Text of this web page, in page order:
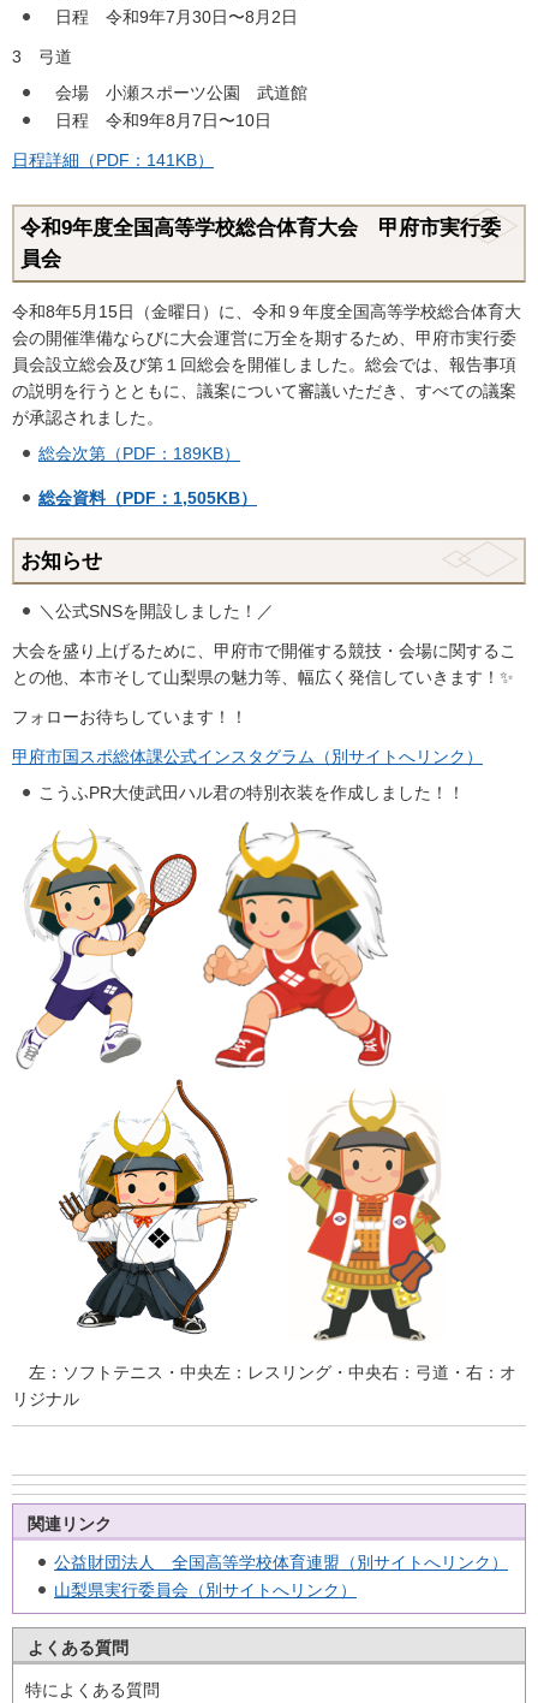
日程 令和9年7月30日〜8月2日
3 弓道
会場 小瀬スポーツ公園 武道館
日程 令和9年8月7日〜10日
日程詳細（PDF：141KB）
令和9年度全国高等学校総合体育大会 甲府市実行委
員会
令和8年5月15日（金曜日）に、令和９年度全国高等学校総合体育大
会の開催準備ならびに大会運営に万全を期するため、甲府市実行委
員会設立総会及び第１回総会を開催しました。総会では、報告事項
の説明を行うとともに、議案について審議いただき、すべての議案
が承認されました。
総会次第（PDF：189KB）
総会資料（PDF：1,505KB）
お知らせ
＼公式SNSを開設しました！／
大会を盛り上げるために、甲府市で開催する競技・会場に関するこ
との他、本市そして山梨県の魅力等、幅広く発信していきます！✨
フォローお待ちしています！！
甲府市国スポ総体課公式インスタグラム（別サイトへリンク）
こうふPR大使武田ハル君の特別衣装を作成しました！！
左：ソフトテニス・中央左：レスリング・中央右：弓道・右：オ
リジナル
関連リンク
公益財団法人 全国高等学校体育連盟（別サイトへリンク）
山梨県実行委員会（別サイトへリンク）
よくある質問
特によくある質問